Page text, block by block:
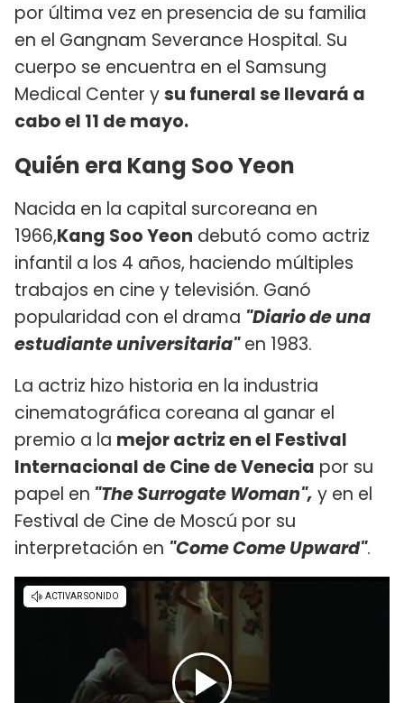
por última vez en presencia de su familia
en el Gangnam Severance Hospital. Su
cuerpo se encuentra en el Samsung
Medical Center ysu funeral se llevará a
cabo el 11 de mayo.
Quién era Kang Soo Yeon
Nacida en la capital surcoreana en
1966,Kang Soo Yeon debutó como actriz
infantil a los 4 años, haciendo múltiples
trabajos en cine y televisión. Ganó
popularidad con el drama "Diario de una
estudiante universitaria"​en 1983.
La actriz hizo historia en la industria
cinematográfica coreana al ganar el
premio a la mejor actriz en el Festival
Internacional de Cine de Venecia por su
papel en "The Surrogate Woman", y en el
Festival de Cine de Moscú por su
interpretación en "Come Come Upward".